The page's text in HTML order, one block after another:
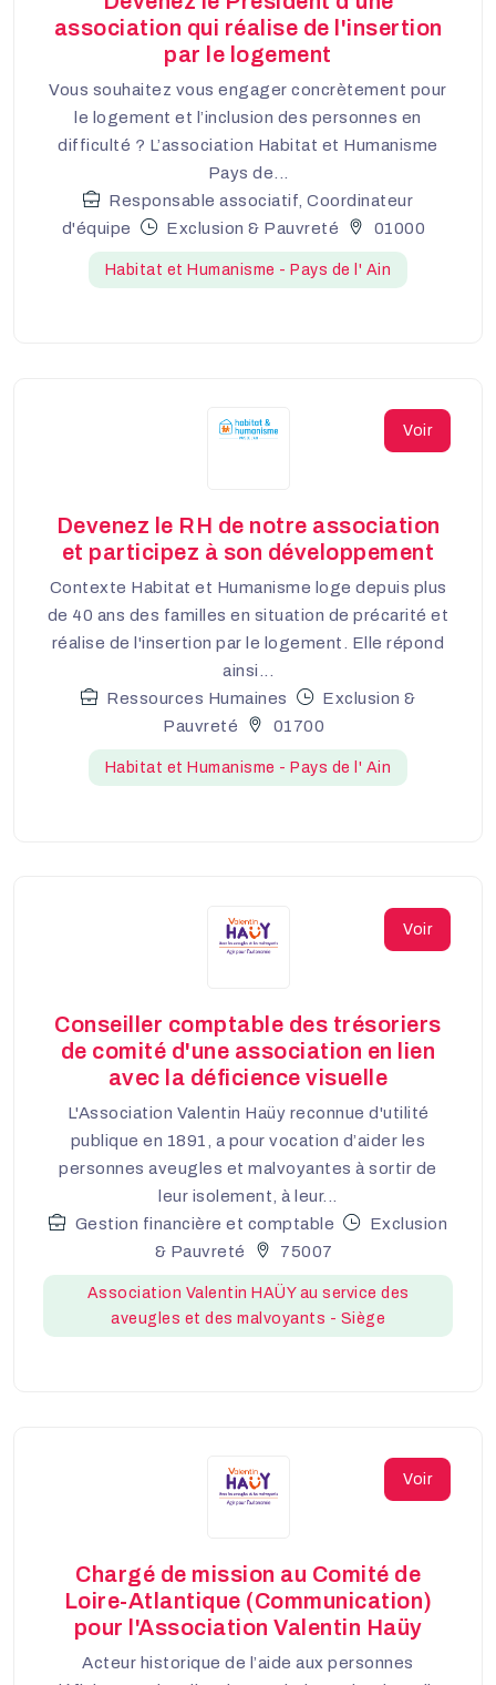
association qui réalise de l'insertion
par le logement
Vous souhaitez vous engager concrètement pour
le logement et l’inclusion des personnes en
difficulté ? L’association Habitat et Humanisme
Pays de...
Responsable associatif, Coordinateur
d'équipe
Exclusion & Pauvreté 01000
Habitat et Humanisme - Pays de l' Ain
Voir
Devenez le RH de notre association
et participez à son développement
Contexte Habitat et Humanisme loge depuis plus
de 40 ans des familles en situation de précarité et
réalise de l'insertion par le logement. Elle répond
ainsi...
Ressources Humaines
Exclusion &
Pauvreté
01700
Habitat et Humanisme - Pays de l' Ain
Voir
Conseiller comptable des trésoriers
de comité d'une association en lien
avec la déficience visuelle
L'Association Valentin Haüy reconnue d'utilité
publique en 1891, a pour vocation d’aider les
personnes aveugles et malvoyantes à sortir de
leur isolement, à leur...
Gestion financière et comptable
Exclusion
& Pauvreté
75007
Association Valentin HAÜY au service des
aveugles et des malvoyants - Siège
Voir
Chargé de mission au Comité de
Loire-Atlantique (Communication)
pour l'Association Valentin Haüy
Acteur historique de l’aide aux personnes